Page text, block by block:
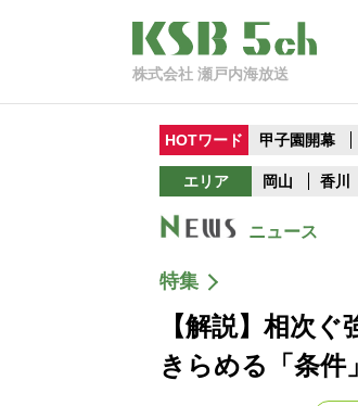
株式会社 瀬戸内海放送
HOTワード 甲子園開幕
エリア 岡山 香川
ニュース
特集
【解説】相次
きらめる「条件